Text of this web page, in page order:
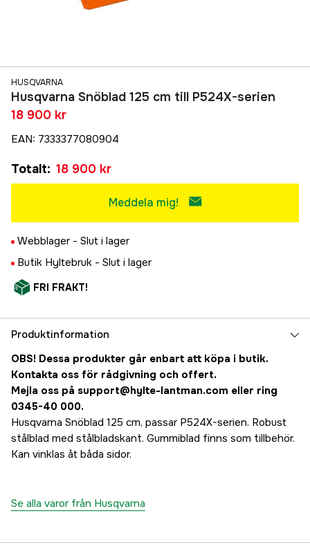
HUSQVARNA
Husqvarna Snöblad 125 cm till P524X-serien
18 900 kr
EAN: 7333377080904
Totalt: 18 900 kr
Meddela mig!
Webblager - Slut i lager
Butik Hyltebruk - Slut i lager
FRI FRAKT!
Produktinformation
OBS! Dessa produkter går enbart att köpa i butik.
Kontakta oss för rådgivning och offert.
Mejla oss på support@hylte-lantman.com eller ring
0345-40 000.
Husqvarna Snöblad 125 cm, passar P524X-serien. Robust
stålblad med stålbladskant. Gummiblad finns som tillbehör.
Kan vinklas åt båda sidor.
Se alla varor från Husqvarna